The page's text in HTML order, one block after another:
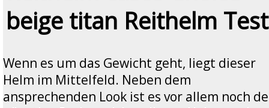
beige titan Reithelm Test
Wenn es um das Gewicht geht, liegt dieser
Helm im Mittelfeld. Neben dem
ansprechenden Look ist es vor allem noch